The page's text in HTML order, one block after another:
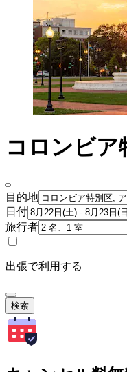
コロンビア
目的地
日付
旅行者
出張で利用する
検索